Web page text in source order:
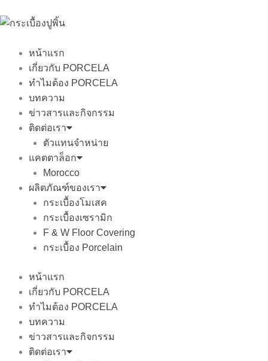
to
หน้าแรก
เกี่ยวกับ PORCELA
ทำไมต้อง PORCELA
บทความ
ข่าวสารและกิจกรรม
ติดต่อเรา
ตัวแทนจำหน่าย
แคตตาล็อก
Morocco
ผลิตภัณฑ์ของเรา
กระเบื้องโมเสค
กระเบื้องเซรามิก
F & W Floor Covering
กระเบื้อง Porcelain
หน้าแรก
เกี่ยวกับ PORCELA
ทำไมต้อง PORCELA
บทความ
ข่าวสารและกิจกรรม
ติดต่อเรา